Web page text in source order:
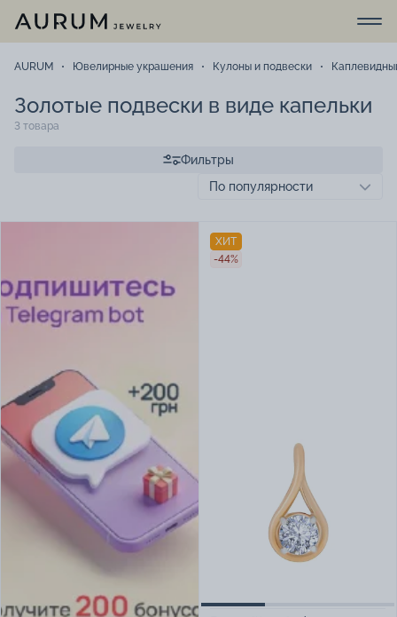
AURUM Ювелирные украшения Кулоны и подвески
Золотые подвески в виде капельки
3 товара
Фильтры
ХИТ
-44%